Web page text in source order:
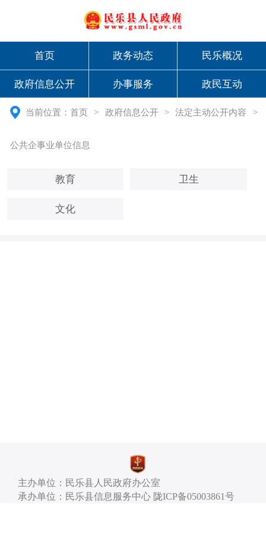
首页 政务动态 民乐概况
政府信息公开 办事服务 政民互动
当前位置：首页 > 政府信息公开 > 法定主动公开内容 >
公共企事业单位信息
教育 卫生
文化
主办单位：民乐县人民政府办公室
承办单位：民乐县信息服务中心 陇ICP备05003861号